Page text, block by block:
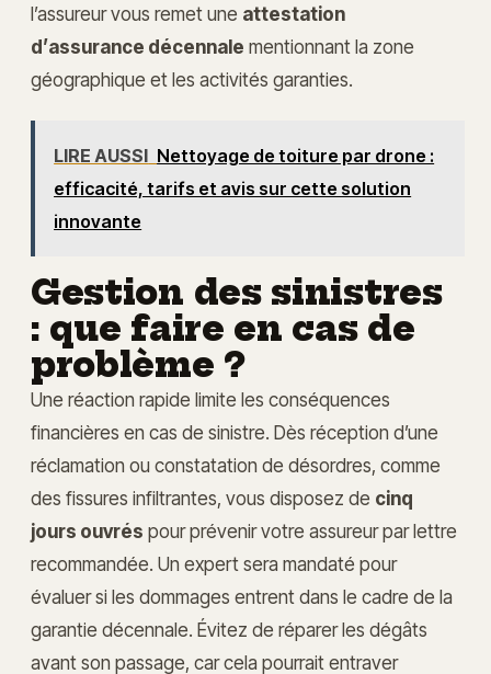
l’assureur vous remet une attestation
d’assurance décennale mentionnant la zone
géographique et les activités garanties.
LIRE AUSSI Nettoyage de toiture par drone :
efficacité, tarifs et avis sur cette solution
innovante
Gestion des sinistres
: que faire en cas de
problème ?
Une réaction rapide limite les conséquences
financières en cas de sinistre. Dès réception d’une
réclamation ou constatation de désordres, comme
des fissures infiltrantes, vous disposez de cinq
jours ouvrés pour prévenir votre assureur par lettre
recommandée. Un expert sera mandaté pour
évaluer si les dommages entrent dans le cadre de la
garantie décennale. Évitez de réparer les dégâts
avant son passage, car cela pourrait entraver